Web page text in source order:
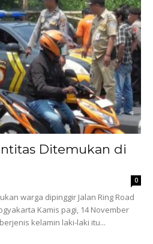
Ditemukan di
0
warga dipinggir Jalan Ring Road
Kamis pagi, 14 November
kelamin laki-laki itu...